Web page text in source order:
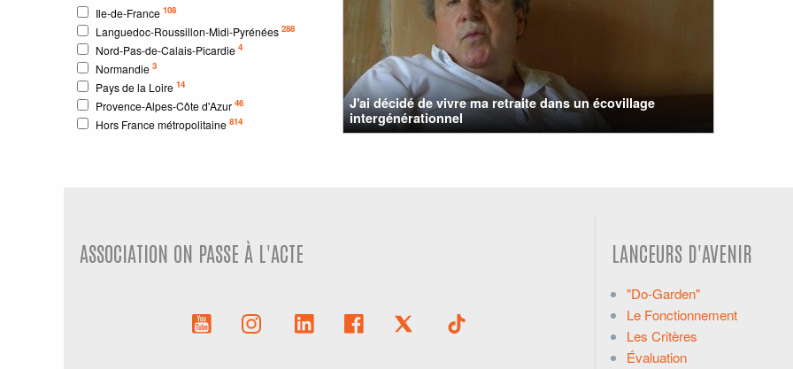
Ile-de-France 108
Languedoc-Roussillon-Midi-Pyrénées 288
Nord-Pas-de-Calais-Picardie 4
Normandie 3
Pays de la Loire 14
Provence-Alpes-Côte d'Azur 46
Hors France métropolitaine 814
J'ai décidé de vivre ma retraite dans un écovillage
intergénérationnel
ASSOCIATION ON PASSE À L'ACTE LANCEURS D'AVENIR
"Do-Garden"
Le Fonctionnement
Les Critères
Évaluation